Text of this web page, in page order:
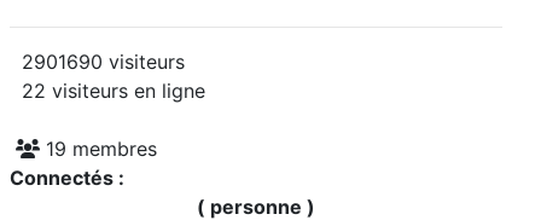
2901690 visiteurs
22 visiteurs en ligne
19 membres
Connectés :
( personne )